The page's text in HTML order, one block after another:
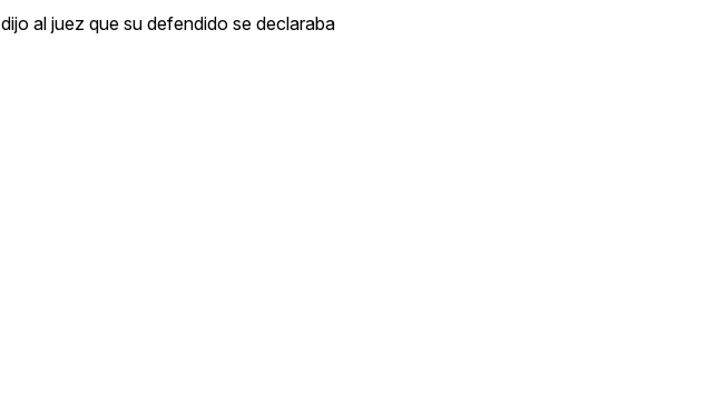
al juez que su defendido se declaraba